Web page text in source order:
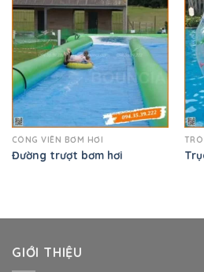
CÔNG VIÊN BƠM HƠI
Đường trượt bơm hơi
GIỚI THIỆU